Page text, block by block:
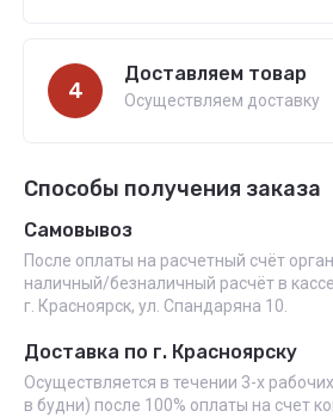
4
Доставляем товар
Осуществляем доставку
Способы получения заказа
Самовывоз
После оплаты на расчетный счёт
наличный/безналичный расчёт в
г. Красноярск, ул. Спандаряна 10.
Доставка по г. Красноярску
Осуществляется в течении 3-х
в будни) после 100% оплаты на счет